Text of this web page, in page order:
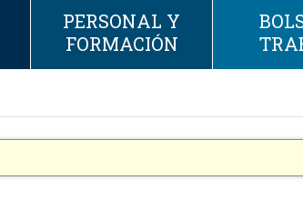
PERSONAL Y
FORMACIÓN